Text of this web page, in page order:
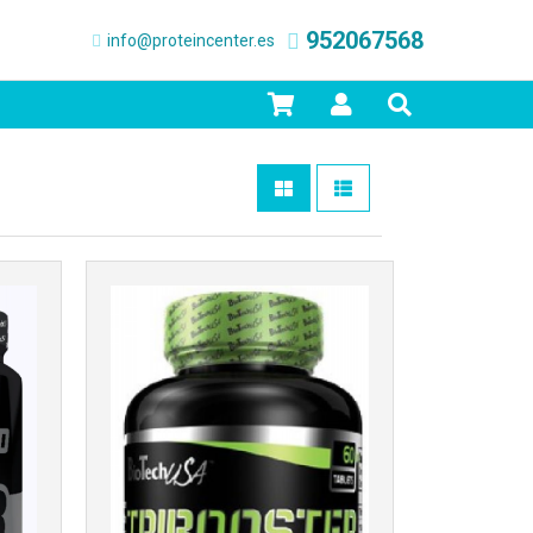
info@proteincenter.es 952067568